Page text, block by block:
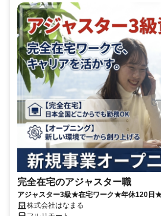
完全在宅のアジャスター職
アジャスター3級★在宅ワーク★年休120日
株式会社はなまる